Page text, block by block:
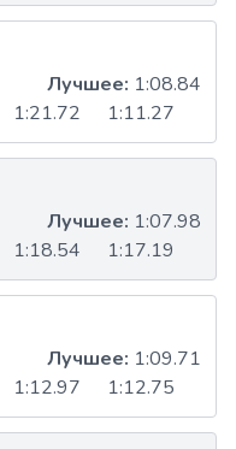
1:21.72 1:11.27
Лучшее: 1:08.84
1:18.54 1:17.19
Лучшее: 1:07.98
1:12.97 1:12.75
Лучшее: 1:09.71